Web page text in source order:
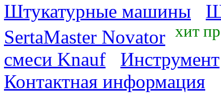
Штукатурные машины
SertaMaster Novator хит
смеси Knauf
Инструмент
Контактная информация